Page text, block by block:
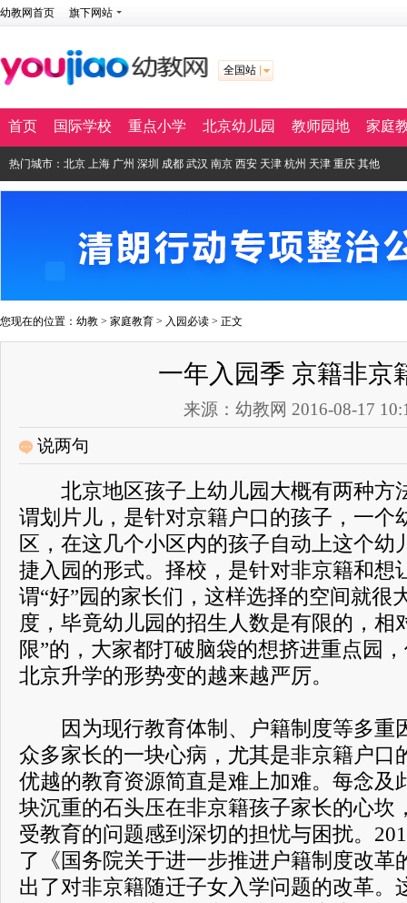
幼教网首页 旗下网站
全国站
首页 国际学校 重点小学 北京幼儿园 教师园地 家庭
热门城市： 北京 上海 广州 深圳 成都 武汉 南京 西安 天津 杭州 天津 重庆 其他
您现在的位置： 幼教 > 家庭教育 > 入园必读 > 正文
一年入园季 京籍非京
来源：幼教网 2016-08-17
说两句
北京地区孩子上幼儿园大概有两种方
谓划片儿，是针对京籍户口的孩子，一个
区，在这几个小区内的孩子自动上这个幼
捷入园的形式。择校，是针对非京籍和想
谓“好”园的家长们，这样选择的空间就很
度，毕竟幼儿园的招生人数是有限的，相
限”的，大家都打破脑袋的想挤进重点园
北京升学的形势变的越来越严厉。
因为现行教育体制、户籍制度等多重
众多家长的一块心病，尤其是非京籍户口
优越的教育资源简直是难上加难。每念及
块沉重的石头压在非京籍孩子家长的心坎
受教育的问题感到深切的担忧与困扰。
了《国务院关于进一步推进户籍制度改革
出了对非京籍随迁子女入学问题的改革。